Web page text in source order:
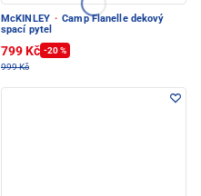
McKINLEY · Camp Flanelle dekový
spací pytel
799 Kč -20 %
999 Kč